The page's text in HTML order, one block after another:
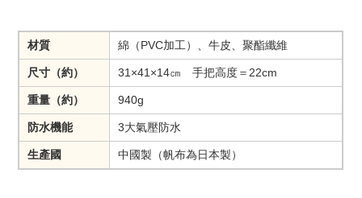
材質 綿（PVC加工）、牛皮、聚酯纖維
尺寸（約） 31×41×14㎝ 手把高度＝22cm
重量（約） 940g
防水機能 3大氣壓防水
生產國 中國製（帆布為日本製）